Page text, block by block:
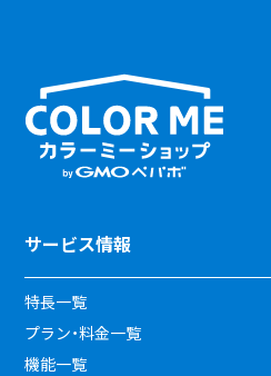
サービス情報
特長一覧
プラン・料金一覧
機能一覧